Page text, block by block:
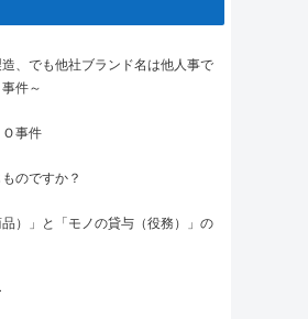
、でも他社ブランド名は他人事で
件～
事件
のですか？
）」と「モノの貸与（役務）」の